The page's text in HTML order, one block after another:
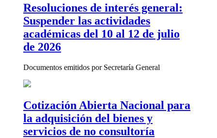
Resoluciones de interés general:
Suspender las actividades
académicas del 10 al 12 de julio
de 2026
Documentos emitidos por Secretaría General
Cotización Abierta Nacional para
la adquisición del bienes y
servicios de no consultoría